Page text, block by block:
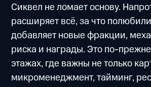
Сиквел не ломает основу.
расширяет всё, за что
добавляет новые фракции,
риска и награды. Это по-
этажах, где важны не только
микроменеджмент, тайминг,